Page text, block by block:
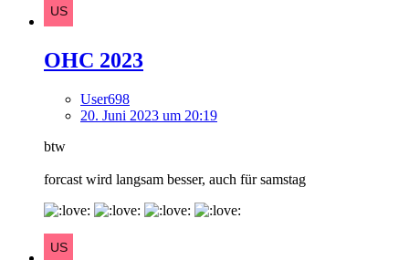
OHC 2023
User698
20. Juni 2023 um 20:19
btw
forcast wird langsam besser, auch für samstag